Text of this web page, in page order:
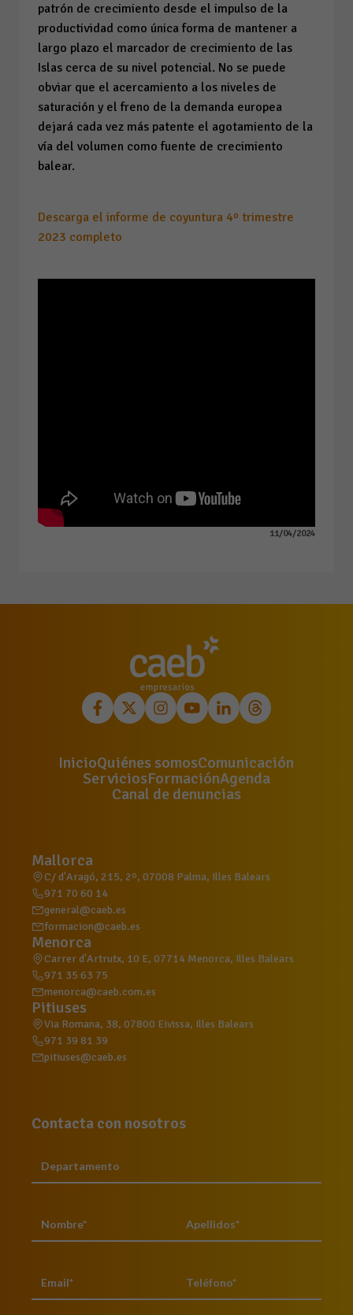
patrón de crecimiento desde el impulso de la
productividad como única forma de mantener a
largo plazo el marcador de crecimiento de las
Islas cerca de su nivel potencial. No se puede
obviar que el acercamiento a los niveles de
saturación y el freno de la demanda europea
dejará cada vez más patente el agotamiento de la
vía del volumen como fuente de crecimiento
balear.
Descarga el informe de coyuntura 4º trimestre
2023 completo
11/04/2024
InicioQuiénes somosComunicación
ServiciosFormaciónAgenda
Canal de denuncias
Mallorca
C/ d'Aragó, 215, 2º, 07008 Palma, Illes Balears
971 70 60 14
general@caeb.es
formacion@caeb.es
Menorca
Carrer d'Artrutx, 10 E, 07714 Menorca, Illes Balears
971 35 63 75
menorca@caeb.com.es
Pitiuses
Via Romana, 38, 07800 Eivissa, Illes Balears
971 39 81 39
pitiuses@caeb.es
Contacta con nosotros